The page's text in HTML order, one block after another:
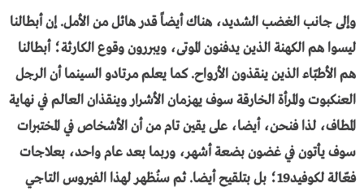
وإلى جانب الغضب الشديد، هناك أيضاً قدر هائل من الأمل. إن أبطالنا
ليسوا هم الكهنة الذين يدفنون الموتى، ويبررون وقوع الكارثة؛ أبطالنا
هم الأطبّاء الذين ينقذون الأرواح. كما يعلم مرتادو السينما أن الرجل
العنكبوت والمرأة الخارقة سوف يهزمان الأشرار وينقذان العالم في نهاية
المطاف، لذا فنحن، أيضا، على يقين تام من أن الأشخاص في المختبرات
سوف يأتون في غضون بضعة أشهر، وربما بعد عام واحد، بعلاجات
فعّالة لكوفيد19؛ بل بتلقيح أيضا. ثم سنُظهر لهذا الفيروس التاجي